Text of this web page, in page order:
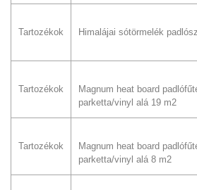
Tartozékok Himalájai sótörmelék
Tartozékok
Magnum heat board
parketta/vinyl alá 19 m2
Tartozékok
Magnum heat board
parketta/vinyl alá 8 m2